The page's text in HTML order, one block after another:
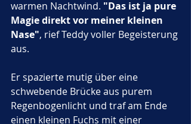
warmen Nachtwind. "Das ist ja pure
Magie direkt vor meiner kleinen
Nase", rief Teddy voller Begeisterung
aus.
Er spazierte mutig über eine
schwebende Brücke aus purem
Regenbogenlicht und traf am Ende
einen kleinen Fuchs mit einer